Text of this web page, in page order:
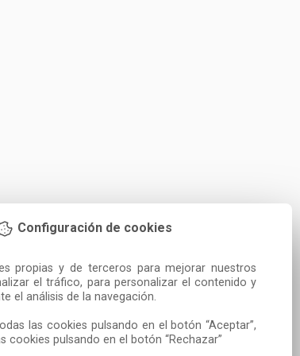
Configuración de cookies
propias y de terceros para mejorar nuestros
el tráfico, para personalizar el contenido y
el análisis de la navegación.
las cookies pulsando en el botón “Aceptar”,
cookies pulsando en el botón “Rechazar”